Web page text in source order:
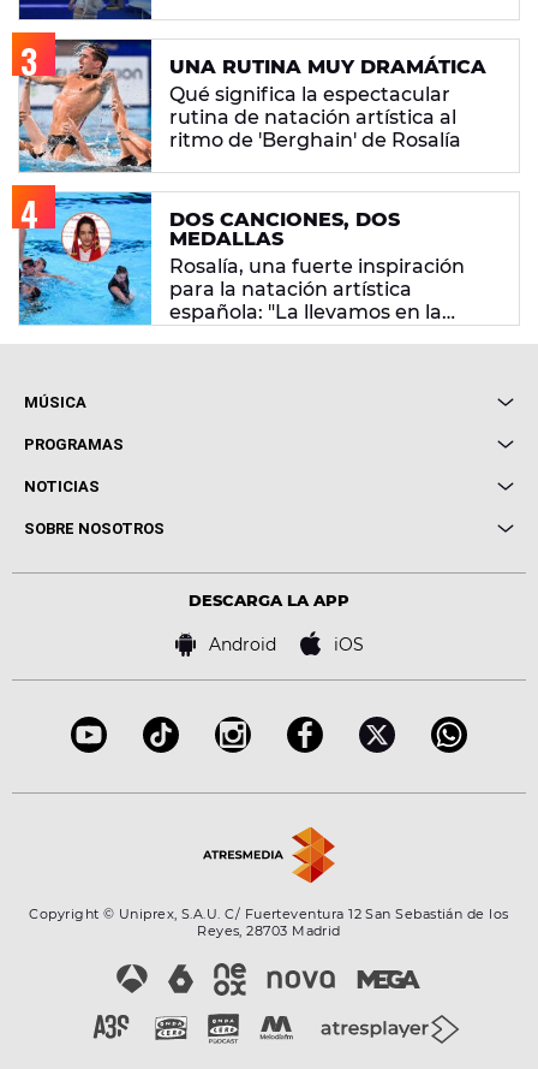
UNA RUTINA MUY DRAMÁTICA
Qué significa la espectacular
rutina de natación artística al
ritmo de 'Berghain' de Rosalía
DOS CANCIONES, DOS
MEDALLAS
Rosalía, una fuerte inspiración
para la natación artística
española: "La llevamos en la
MÚSICA
Local de Ensayo Europa FM
Conciertos
PROGRAMAS
Cuerpos especiales
Locutores Europa FM
NOTICIAS
Cine y Televisión
Virales
SOBRE NOSOTROS
Bases de concursos
DESCARGA LA APP
Android iOS
Copyright © Uniprex, S.A.U. C/ Fuerteventura 12 San Sebastián de los
Reyes, 28703 Madrid